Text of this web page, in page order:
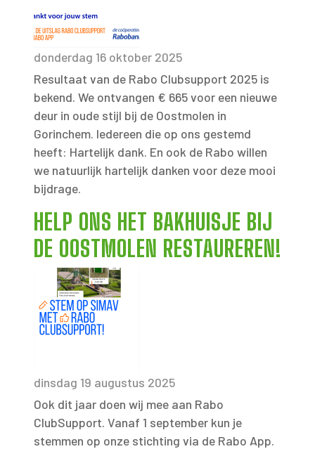
donderdag 16 oktober 2025
Resultaat van de Rabo Clubsupport 2025 is
bekend. We ontvangen € 665 voor een nieuwe
deur in oude stijl bij de Oostmolen in
Gorinchem. Iedereen die op ons gestemd
heeft: Hartelijk dank. En ook de Rabo willen
we natuurlijk hartelijk danken voor deze mooi
bijdrage.
HELP ONS HET BAKHUISJE BIJ
DE OOSTMOLEN RESTAUREREN!
dinsdag 19 augustus 2025
Ook dit jaar doen wij mee aan Rabo
ClubSupport. Vanaf 1 september kun je
stemmen op onze stichting via de Rabo App.